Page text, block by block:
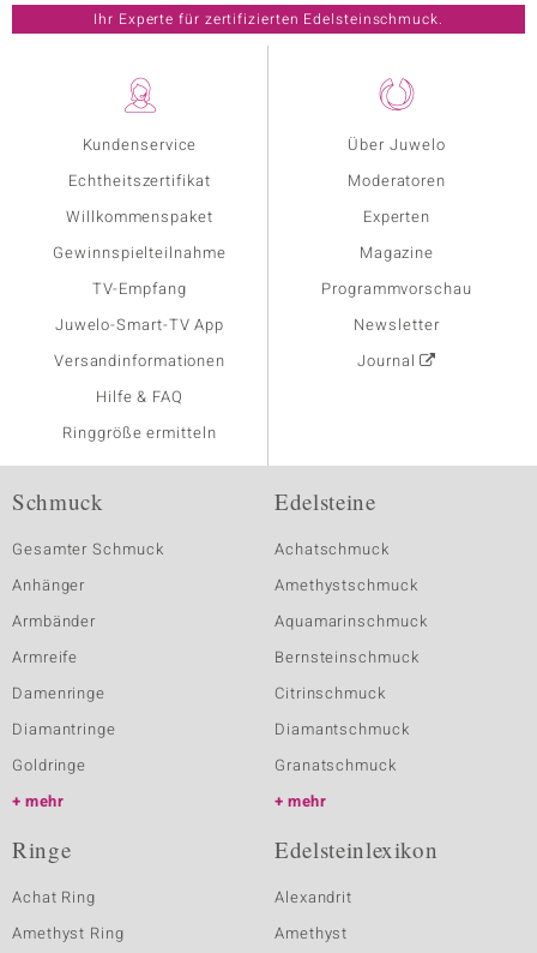
Kundenservice
Echtheitszertifikat
Willkommenspaket
Gewinnspielteilnahme
TV-Empfang
Juwelo-Smart-TV App
Versandinformationen
Hilfe & FAQ
Ringgröße ermitteln
Über Juwelo
Moderatoren
Experten
Magazine
Programmvorschau
Newsletter
Journal
Ihr Experte für zertifizierten Edelsteinschmuck.
Schmuck
Gesamter Schmuck
Anhänger
Armbänder
Armreife
Damenringe
Diamantringe
Goldringe
mehr
Edelsteine
Achatschmuck
Amethystschmuck
Aquamarinschmuck
Bernsteinschmuck
Citrinschmuck
Diamantschmuck
Granatschmuck
mehr
Ringe
Achat Ring
Amethyst Ring
Edelsteinlexikon
Alexandrit
Amethyst